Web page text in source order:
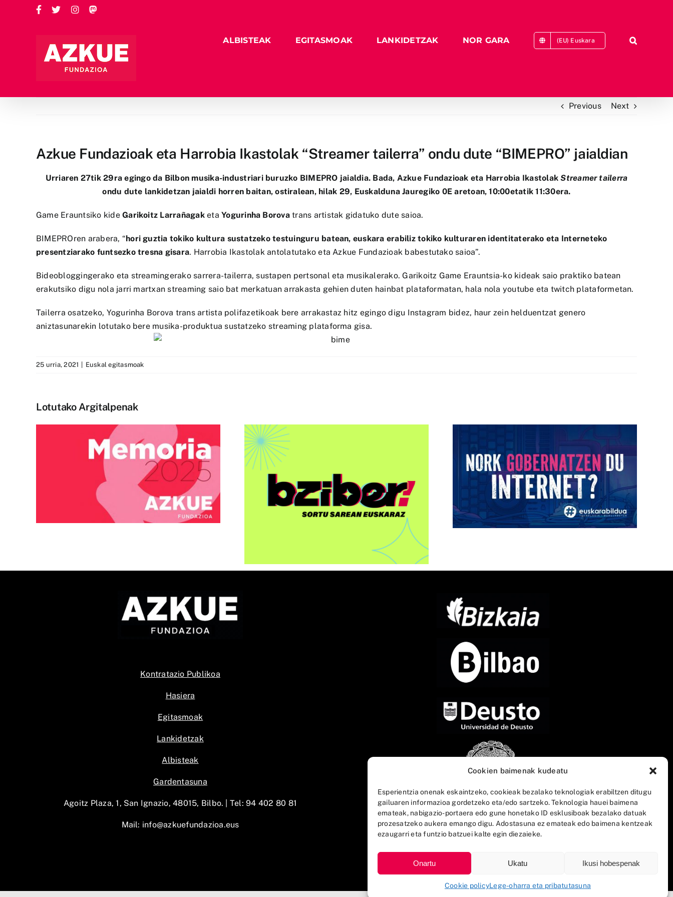
Cookien baimenak kudeatu
Esperientzia onenak eskaintzeko, cookieak bezalako teknologiak erabiltzen ditugu
gailuaren informazioa gordetzeko eta/edo sartzeko. Teknologia hauei baimena
emateak, nabigazio-portaera edo gune honetako ID esklusiboak bezalako datuak
prozesatzeko aukera emango digu. Adostasuna ez emateak edo baimena kentzeak
ezaugarri eta funtzio batzuei kalte egin diezaieke.
Onartu Ukatu Ikusi hobespenak
Cookie policyLege-oharra eta pribatutasuna
Facebook
TwitterInstagram
ALBISTEAK EGITASMOAK LANKIDETZAK NOR GARA (EU) Euskara
Previous Next
Azkue Fundazioak eta Harrobia Ikastolak “Streamer tailerra” ondu dute “BIMEPRO” jaialdian
Urriaren 27tik 29ra egingo da Bilbon musika-industriari buruzko BIMEPRO jaialdia. Bada, Azkue Fundazioak eta Harrobia Ikastolak Streamer tailerra
ondu dute lankidetzan jaialdi horren baitan, ostiralean, hilak 29, Euskalduna Jauregiko 0E aretoan, 10:00etatik 11:30era.
Game Erauntsiko kideGarikoitz LarrañagaketaYogurinha Borovatrans artistak gidatuko dute saioa.
BIMEPROren arabera, “hori guztia tokiko kultura sustatzeko testuinguru batean, euskara erabiliz tokiko kulturaren identitaterako eta Interneteko
presentziarako funtsezko tresna gisara. Harrobia Ikastolak antolatutako eta Azkue Fundazioak babestutako saioa”.
Bideobloggingerako eta streamingerako sarrera-tailerra, sustapen pertsonal eta musikalerako. Garikoitz Game Erauntsia-ko kideak saio praktiko batean
erakutsiko digu nola jarri martxan streaming saio bat merkatuan arrakasta gehien duten hainbat plataformatan, hala nola youtube eta twitch plataformetan.
Tailerra osatzeko, Yogurinha Borova trans artista polifazetikoak bere arrakastaz hitz egingo digu Instagram bidez, haur zein helduentzat genero
aniztasunarekin lotutako bere musika-produktua sustatzeko streaming plataforma gisa.
25 urria, 2021 Euskal egitasmoak
Lotutako Argitalpenak
Abian da Bziber lehiaketaren
9. edizioa, euskarazko
eduki-sorkuntza sustatzeko
eta euskal komunitateez
arituko dira Euskarabilduan
Kontratazio Publikoa
Hasiera
Egitasmoak
Lankidetzak
Albisteak
Gardentasuna
Agoitz Plaza, 1, San Ignazio, 48015, Bilbo. | Tel: 94 402 80 81
Mail: info@azkuefundazioa.eus